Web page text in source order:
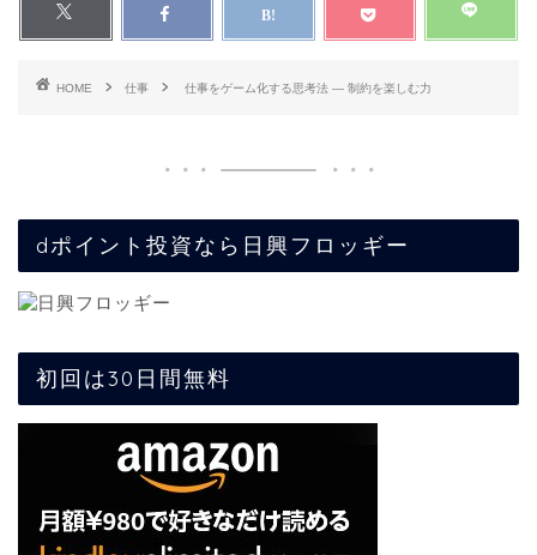
HOME 仕事 仕事をゲーム化する思考法 ― 制約を楽しむ力
dポイント投資なら日興フロッギー
初回は30日間無料